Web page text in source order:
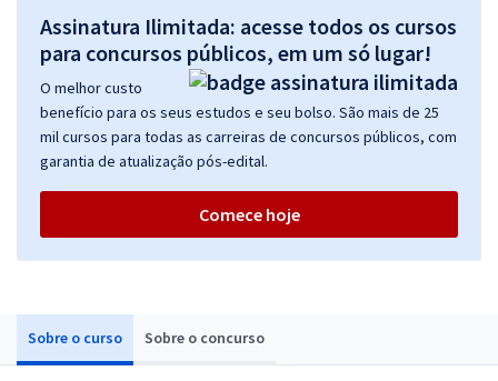
Sobre o curso Sobre o concurso
Assinatura Ilimitada: acesse todos os cursos
para concursos públicos, em um só lugar!
O melhor custo
benefício para os seus estudos e seu bolso. São mais de 25
mil cursos para todas as carreiras de concursos públicos, com
garantia de atualização pós-edital.
Comece hoje